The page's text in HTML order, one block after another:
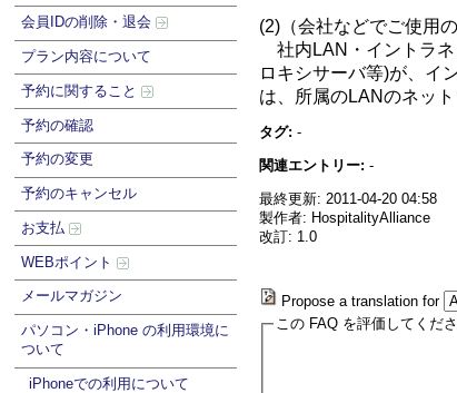
会員IDの削除・退会
プラン内容について
予約に関すること
予約の確認
予約の変更
予約のキャンセル
お支払
WEBポイント
メールマガジン
パソコン・iPhone の利用環境に
ついて
iPhoneでの利用について
(2)（会社などでご使用
社内LAN・イントラネ
ロキシサーバ等)が、イ
は、所属のLANのネッ
タグ: -
関連エントリー: -
最終更新: 2011-04-20 04:58
製作者: HospitalityAlliance
改訂: 1.0
Propose a translation for
この FAQ を評価してくだ